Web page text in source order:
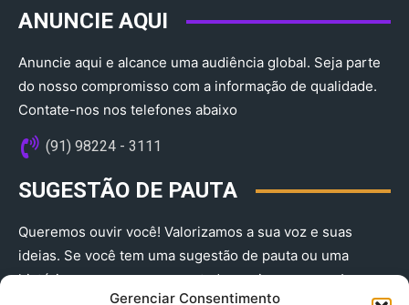
Gerenciar Consentimento
ANUNCIE AQUI
Anuncie aqui e alcance uma audiência global. Seja parte
do nosso compromisso com a informação de qualidade.
Contate-nos nos telefones abaixo
(91) 98224 - 3111
SUGESTÃO DE PAUTA
Queremos ouvir você! Valorizamos a sua voz e suas
ideias. Se você tem uma sugestão de pauta ou uma
história que merece ser contada, envie-nos agora!